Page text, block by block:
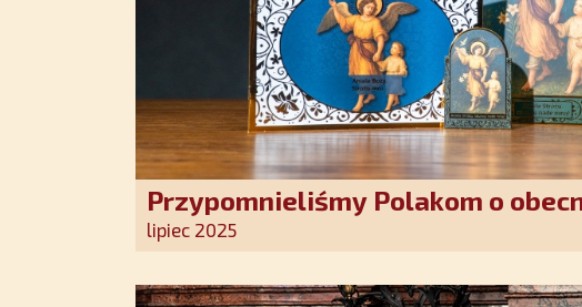
Przypomnieliśmy Polakom o
Stróża!
lipiec 2025